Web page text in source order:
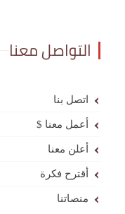
التواصل معنا
اتصل بنا
أعمل معنا $
أعلن معنا
أقترح فكرة
منصاتنا